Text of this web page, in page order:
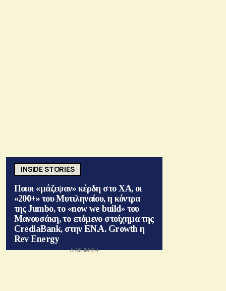
INSIDE STORIES
Ποιοι «μάζεψαν» κέρδη στο ΧΑ, οι
«200+» του Μυτιληναίου, η κόντρα
της Jumbo, το «now we build» του
Μανουσάκη, το επόμενο στοίχημα της
CrediaBank, στην ΕΝ.Α. Growth η
Rev Energy